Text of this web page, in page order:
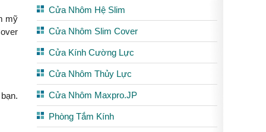
mỹ
Cửa Nhôm Hệ Slim
Cửa Nhôm Slim Cover
Cửa Kính Cường Lực
Cửa Nhôm Thủy Lực
Cửa Nhôm Maxpro.JP
Phòng Tắm Kính